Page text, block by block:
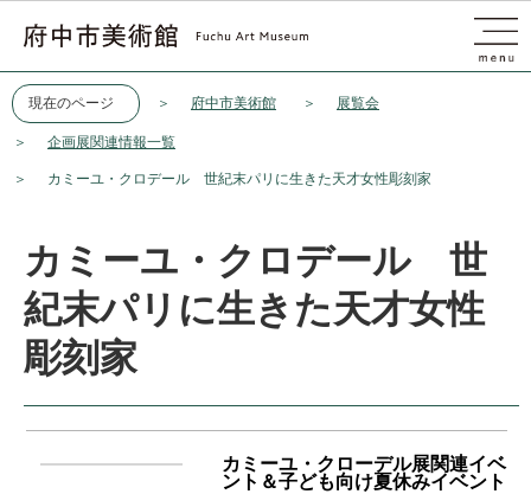
現在のページ 府中市美術館 展覧会
企画展関連情報一覧
カミーユ・クロデール 世紀末パリに生きた天才女性彫刻家
カミーユ・クロデール 世
紀末パリに生きた天才女性
彫刻家
カミーユ・クローデル展関連イベ
ント＆子ども向け夏休みイベント